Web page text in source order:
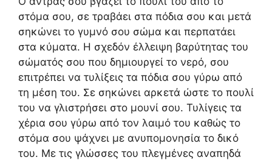
στόμα σου, σε τραβάει στα πόδια σου και μετά
σηκώνει το γυμνό σου σώμα και περπατάει
στα κύματα. Η σχεδόν έλλειψη βαρύτητας του
σώματός σου που δημιουργεί το νερό, σου
επιτρέπει να τυλίξεις τα πόδια σου γύρω από
τη μέση του. Σε σηκώνει αρκετά ώστε το πουλί
του να γλιστρήσει στο μουνί σου. Τυλίγεις τα
χέρια σου γύρω από τον λαιμό του καθώς το
στόμα σου ψάχνει με ανυπομονησία το δικό
του. Με τις γλώσσες του πλεγμένες αναπηδά